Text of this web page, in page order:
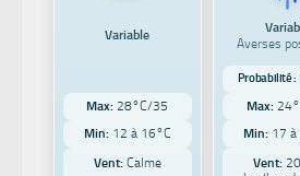
Variable
Max: 28°C/35
Min: 12 à 16°C
Vent:Calme
Averses
Probabilité :
Max:
Min: 17 à
Vent: